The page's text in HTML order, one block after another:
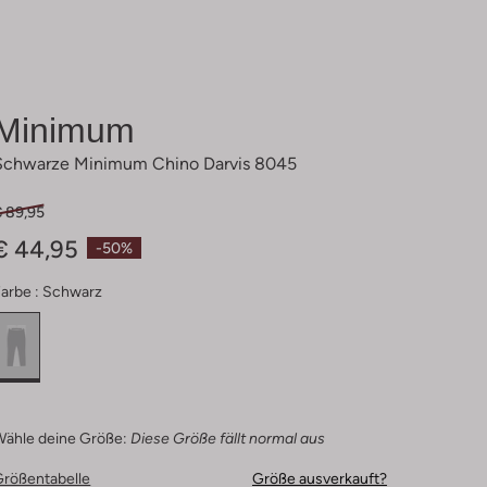
Minimum Chino Darvis 8045
-50%
89,95
44,95
: Schwarz
deine Größe: Diese Größe fällt normal aus
Größe ausverkauft?